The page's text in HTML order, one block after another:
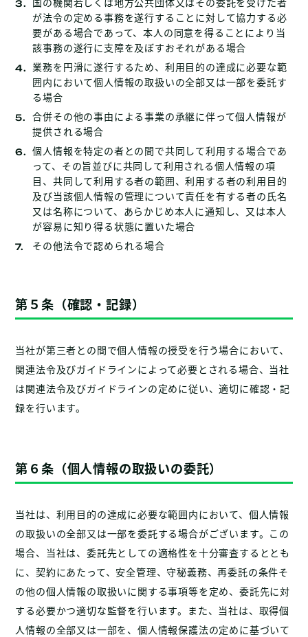
が法令の定める事務を遂行することに対して協力する必
要がある場合であって、本人の同意を得ることにより当
該事務の遂行に支障を及ぼすおそれがある場合
業務を円滑に遂行するため、利用目的の達成に必要な範
囲内において個人情報の取扱いの全部又は一部を委託す
る場合
合併その他の事由による事業の承継に伴って個人情報が
提供される場合
個人情報を特定の者との間で共同して利用する場合であ
って、その旨並びに共同して利用される個人情報の項
目、共同して利用する者の範囲、利用する者の利用目的
及び当該個人情報の管理について責任を有する者の氏名
又は名称について、あらかじめ本人に通知し、又は本人
が容易に知り得る状態に置いた場合
その他法令で認められる場合
第５条 （確認・記録）
当社が第三者との間で個人情報の授受を行う場合において、
関連法令及びガイドラインによって必要とされる場合、当社
は関連法令及びガイドラインの定めに従い、適切に確認・記
録を行います。
第６条（個人情報の取扱いの委託）
当社は、利用目的の達成に必要な範囲内において、個人情報
の取扱いの全部又は一部を委託する場合がございます。この
場合、当社は、委託先としての適格性を十分審査するととも
に、契約にあたって、安全管理、守秘義務、再委託の条件そ
の他の個人情報の取扱いに関する事項等を定め、委託先に対
する必要かつ適切な監督を行います。また、当社は、取得個
人情報の全部又は一部を、個人情報保護法の定めに基づいて